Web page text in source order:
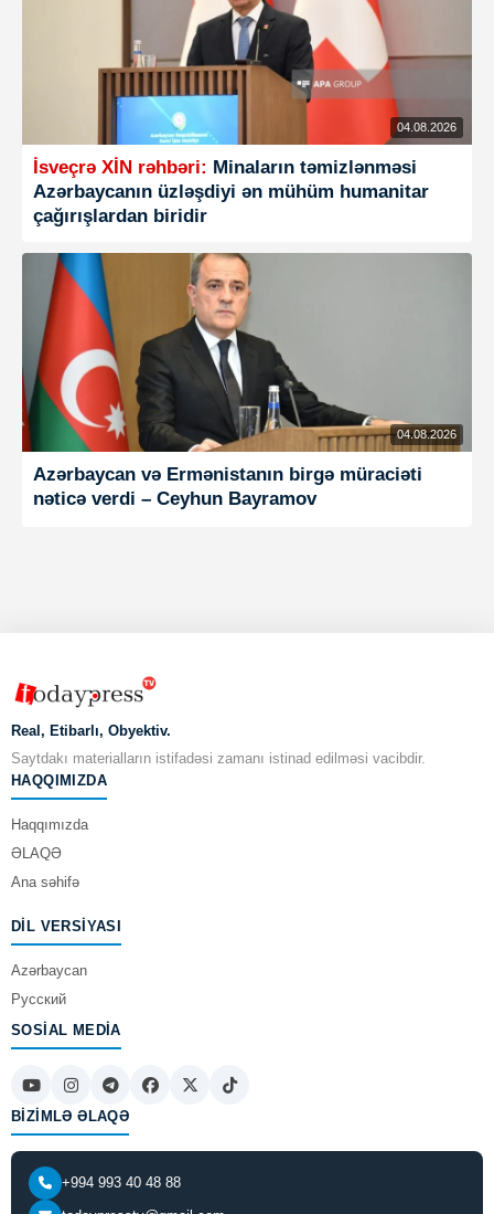
04.08.2026
İsveçrə XİN rəhbəri: Minaların təmizlənməsi
Azərbaycanın üzləşdiyi ən mühüm humanitar
çağırışlardan biridir
04.08.2026
Azərbaycan və Ermənistanın birgə müraciəti
nəticə verdi – Ceyhun Bayramov
Real, Etibarlı, Obyektiv.
Saytdakı materialların istifadəsi zamanı istinad edilməsi vacibdir.
HAQQIMIZDA
Haqqımızda
ƏLAQƏ
Ana səhifə
DIL VERSIYASI
Azərbaycan
Русский
SOSIAL MEDIA
BIZIMLƏ ƏLAQƏ
+994 993 40 48 88